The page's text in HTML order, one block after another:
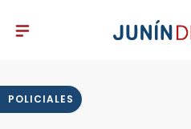
POLICIALES